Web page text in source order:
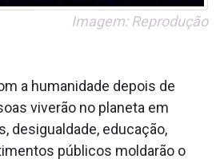
Imagem: Reprodução
a humanidade depois de
viverão no planeta em
desigualdade, educação,
públicos moldarão o